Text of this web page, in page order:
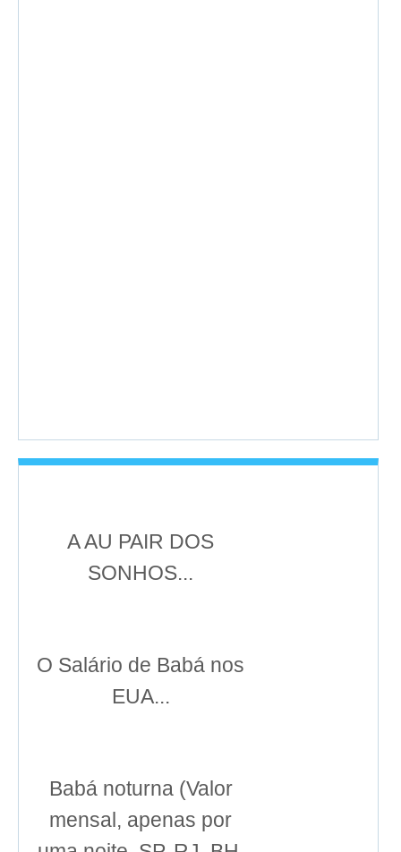
A AU PAIR DOS
SONHOS...
O Salário de Babá nos
EUA...
Babá noturna (Valor
mensal, apenas por